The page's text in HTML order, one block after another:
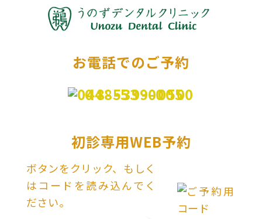
お電話でのご予約
048-539-0050
初診専用WEB予約
ボタンをクリック、もしく
はコードを読み込んでく
ださい。